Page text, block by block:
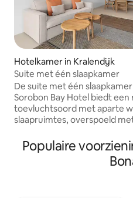
Hotelkamer in Kralendijk
Suite met één slaapkamer
De suite met één
Sorobon Bay Hotel biedt
toevluchtsoord met aparte
slaapruimtes, overspoeld
detail, van de zorgvuldig
inrichting tot de zachte
terras, is ontworpen om je te
Populaire